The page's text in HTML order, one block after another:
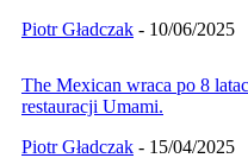
Piotr Gładczak - 10/06/2025
The Mexican wraca po 8
restauracji Umami.
Piotr Gładczak - 15/04/2025